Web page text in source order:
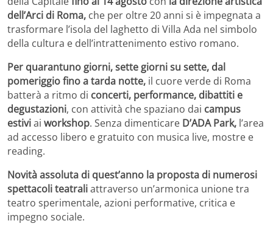
dell’Arci di Roma, che per oltre 20 anni si è impegnata a
trasformare l’isola del laghetto di Villa Ada nel simbolo
della cultura e dell’intrattenimento estivo romano.
Per quarantuno giorni, sette giorni su sette, dal
pomeriggio fino a tarda notte, il cuore verde di Roma
batterà a ritmo di concerti, performance, dibattiti e
degustazioni, con attività che spaziano dai campus
estiviai workshop. Senza dimenticare D’ADA Park, l’area
ad accesso libero e gratuito con musica live, mostre e
reading.
Novità assoluta di quest’anno la proposta di numerosi
spettacoli teatraliattraverso un’armonica unione tra
teatro sperimentale, azioni performative, critica e
impegno sociale.